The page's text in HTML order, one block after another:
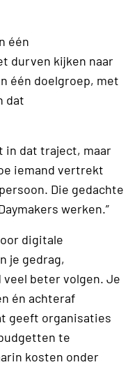
één
durven kijken naar
één doelgroep, met
dat
in dat traject, maar
iemand vertrekt
Die gedachte
werken.”
digitale
je gedrag,
beter volgen. Je
én achteraf
geeft organisaties
te
kosten onder